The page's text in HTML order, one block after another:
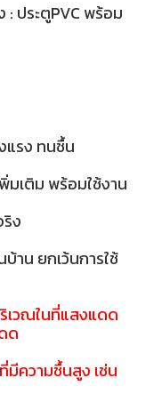
ประตูPVC พร้อม
แรง ทนชื้น
มเติม พร้อมใช้งาน
ง
าน ยกเว้นการใช้
เวณในที่แสงแดด
ด
มีความชื้นสูง เช่น